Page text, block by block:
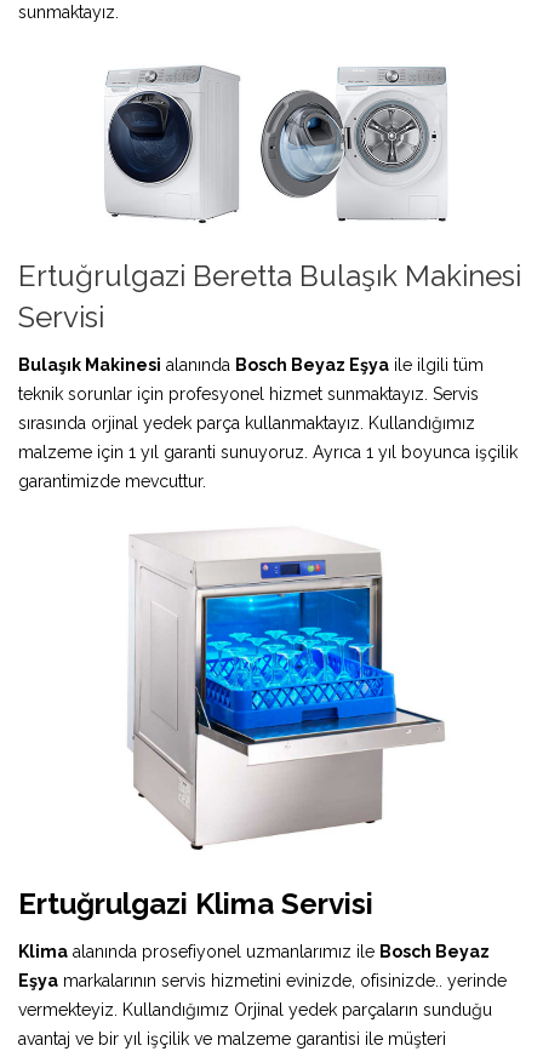
sunmaktayız.
Ertuğrulgazi Beretta Bulaşık Makinesi
Servisi
Bulaşık Makinesi alanında Bosch Beyaz Eşya ile ilgili tüm
teknik sorunlar için profesyonel hizmet sunmaktayız. Servis
sırasında orjinal yedek parça kullanmaktayız. Kullandığımız
malzeme için 1 yıl garanti sunuyoruz. Ayrıca 1 yıl boyunca işçilik
garantimizde mevcuttur.
Ertuğrulgazi Klima Servisi
Klima alanında prosefiyonel uzmanlarımız ile Bosch Beyaz
Eşya markalarının servis hizmetini evinizde, ofisinizde.. yerinde
vermekteyiz. Kullandığımız Orjinal yedek parçaların sunduğu
avantaj ve bir yıl işçilik ve malzeme garantisi ile müşteri